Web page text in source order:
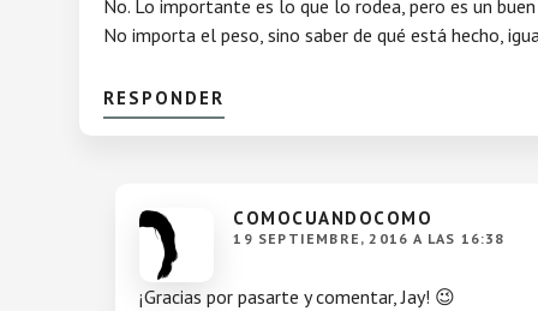
No. Lo importante es lo que lo rodea, pero es un
No importa el peso, sino saber de qué está hecho,
RESPONDER
COMOCUANDOCOMO
19 SEPTIEMBRE, 2016 A LAS 16:38
¡Gracias por pasarte y comentar, Jay! 😉